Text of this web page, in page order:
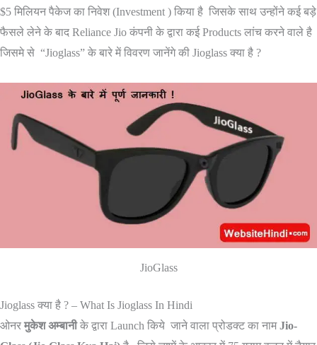
$5 मिलियन पैकेज का निवेश (Investment ) किया है जिसके साथ उन्होंने कई बड़े
फैसले लेने के बाद Reliance Jio कंपनी के द्वारा कई Products लांच करने वाले है
जिसमे से “Jioglass” के बारे में विवरण जानेंगे की Jioglass क्या है ?
JioGlass
Jioglass क्या है ? – What Is Jioglass In Hindi
ओनर मुकेश अम्बानीके द्वारा Launch किये जाने वाला प्रोडक्ट का नामJio-